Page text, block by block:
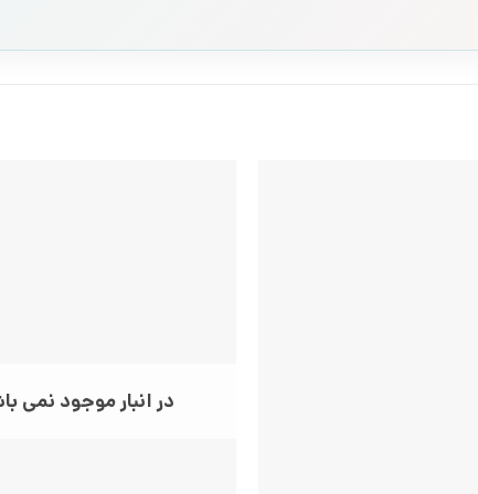
در انبار موجود نمی